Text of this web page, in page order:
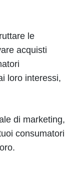
le
acquisti
loro interessi,
di marketing,
consumatori